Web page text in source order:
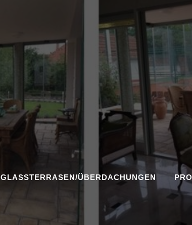
GLASSTERRASEN/ÜBERDACHUNGEN